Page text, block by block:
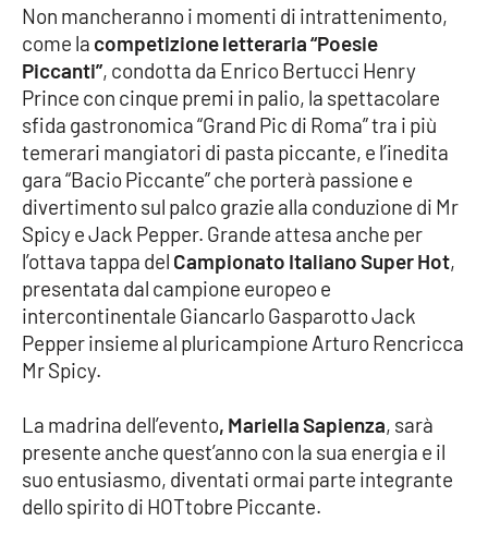
Le perfidie di Antonella Grippo
Venti di comunicazione
STREAMING
LaC TV
LaC Network
LaC OnAir
Catanzaro
Crotone
Non mancheranno i momenti di intrattenimento,
come la competizione letteraria “Poesie
Piccanti”, condotta da Enrico Bertucci Henry
Prince con cinque premi in palio, la spettacolare
sfida gastronomica “Grand Pic di Roma” tra i più
temerari mangiatori di pasta piccante, e l’inedita
gara “Bacio Piccante” che porterà passione e
divertimento sul palco grazie alla conduzione di Mr
Spicy e Jack Pepper. Grande attesa anche per
l’ottava tappa del Campionato Italiano Super Hot,
presentata dal campione europeo e
intercontinentale Giancarlo Gasparotto Jack
Pepper insieme al pluricampione Arturo Rencricca
Mr Spicy.
La madrina dell’evento, Mariella Sapienza, sarà
presente anche quest’anno con la sua energia e il
suo entusiasmo, diventati ormai parte integrante
dello spirito di HOTtobre Piccante.